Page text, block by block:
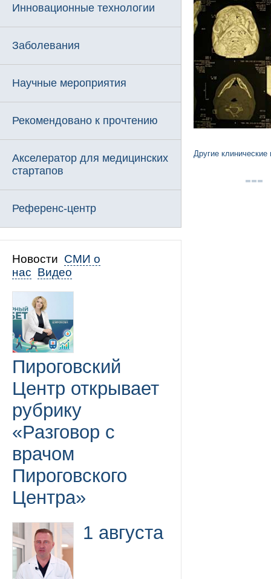
Инновационные технологии
Заболевания
Научные мероприятия
Рекомендовано к прочтению
Акселератор для медицинских
стартапов
Референс-центр
Новости СМИ о
нас Видео
Пироговский
Центр открывает
рубрику
«Разговор с
врачом
Пироговского
Центра»
1 августа
Другие